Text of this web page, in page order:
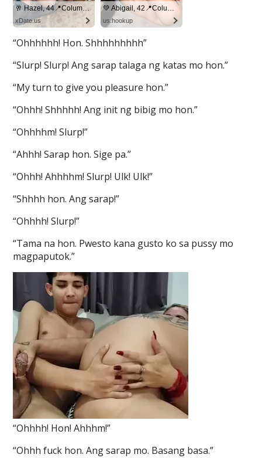
“Ohhhhhh! Hon. Shhhhhhhhh”
“Slurp! Slurp! Ang sarap talaga ng katas mo hon.”
“My turn to give you pleasure hon.”
“Ohhh! Shhhhh! Ang init ng bibig mo hon.”
“Ohhhhm! Slurp!”
“Ahhh! Sarap hon. Sige pa.”
“Ohhh! Ahhhhm! Slurp! Ulk! Ulk!”
“Shhhh hon. Ang sarap!”
“Ohhhh! Slurp!”
“Tama na hon. Pwesto kana gusto ko sa pussy mo
magpaputok.”
“Ohhhh! Hon! Ahhhm!”
“Ohhh fuck hon. Ang sarap mo. Basang basa.”